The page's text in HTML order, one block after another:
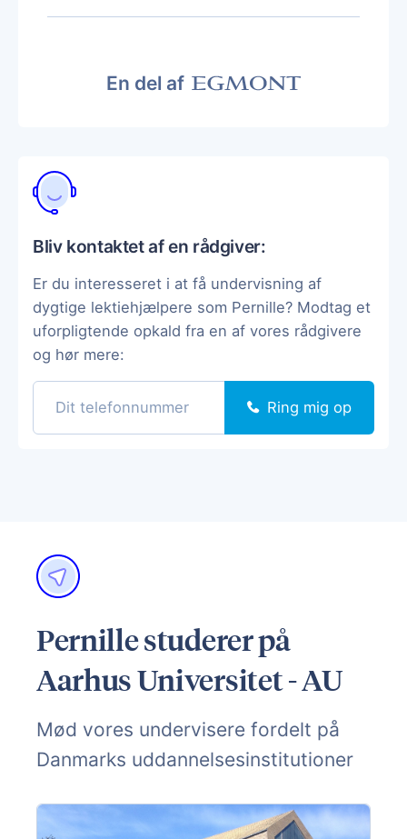
En del af
Bliv kontaktet af en rådgiver:
Er du interesseret i at få undervisning af
dygtige lektiehjælpere som Pernille? Modtag et
uforpligtende opkald fra en af vores rådgivere
og hør mere:
Ring mig op
Pernille studerer på
Aarhus Universitet - AU
Mød vores undervisere fordelt på
Danmarks uddannelsesinstitutioner